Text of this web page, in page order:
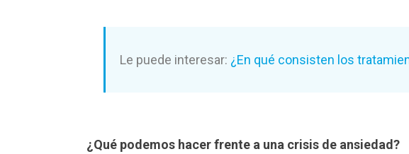
Le puede interesar: ¿En qué consisten los
¿Qué podemos hacer frente a una crisis de ansiedad?